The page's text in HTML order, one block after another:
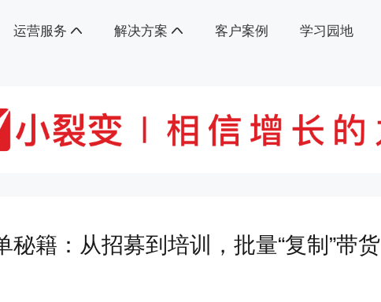
运营服务 解决方案 客户案例 学习园地
秘籍：从招募到培训，批量“复制”带货